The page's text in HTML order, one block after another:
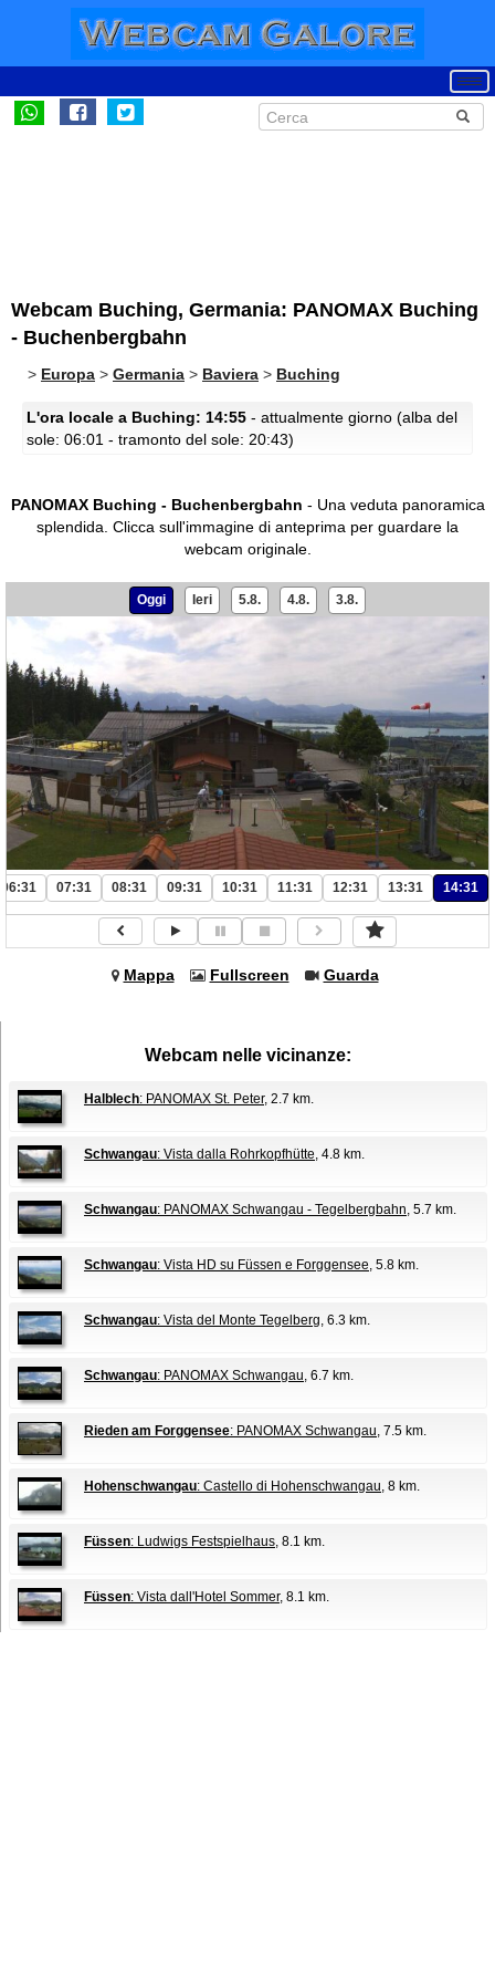
Webcam Buching, Germania: PANOMAX Buching
- Buchenbergbahn
> Europa > Germania > Baviera > Buching
L'ora locale a Buching: 14:55 - attualmente giorno (alba del
sole: 06:01 - tramonto del sole: 20:43)
PANOMAX Buching - Buchenbergbahn - Una veduta panoramica
splendida. Clicca sull'immagine di anteprima per guardare la
webcam originale.
Oggi Ieri 5.8. 4.8. 3.8.
06:31 07:31 08:31 09:31 10:31 11:31 12:31 13:31 14:31
Mappa Fullscreen Guarda
Webcam nelle vicinanze:
Halblech: PANOMAX St. Peter, 2.7 km.
Schwangau: Vista dalla Rohrkopfhütte, 4.8 km.
Schwangau: PANOMAX Schwangau - Tegelbergbahn, 5.7 km.
Schwangau: Vista HD su Füssen e Forggensee, 5.8 km.
Schwangau: Vista del Monte Tegelberg, 6.3 km.
Schwangau: PANOMAX Schwangau, 6.7 km.
Rieden am Forggensee: PANOMAX Schwangau, 7.5 km.
Hohenschwangau: Castello di Hohenschwangau, 8 km.
Füssen: Ludwigs Festspielhaus, 8.1 km.
Füssen: Vista dall'Hotel Sommer, 8.1 km.